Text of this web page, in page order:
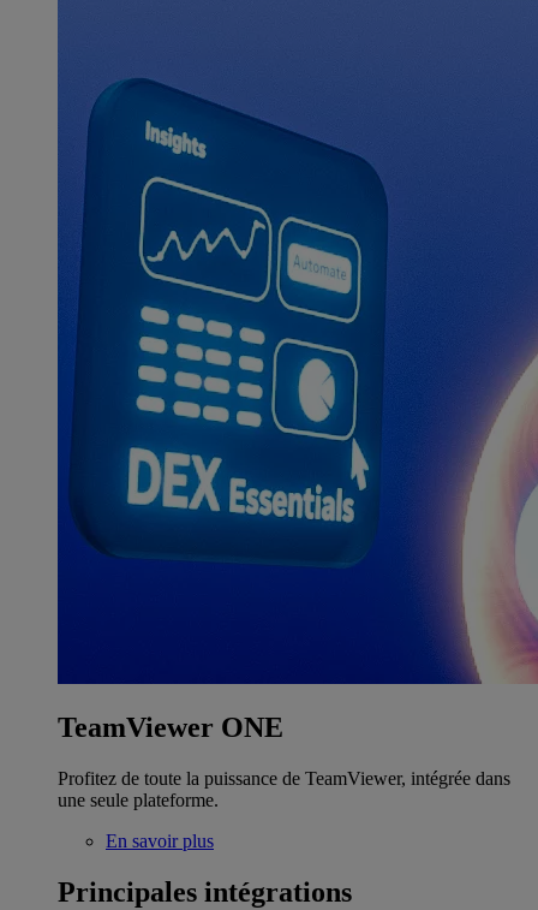
TeamViewer ONE
Profitez de toute la puissance de TeamViewer, intégrée dans
une seule plateforme.
En savoir plus
Principales intégrations